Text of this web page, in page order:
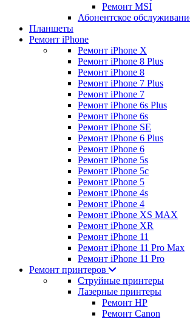
Ремонт MSI
Абонентское
Планшеты
Ремонт iPhone
Ремонт iPhone X
Ремонт iPhone 8 Plus
Ремонт iPhone 8
Ремонт iPhone 7 Plus
Ремонт iPhone 7
Ремонт iPhone 6s Plus
Ремонт iPhone 6s
Ремонт iPhone SE
Ремонт iPhone 6 Plus
Ремонт iPhone 6
Ремонт iPhone 5s
Ремонт iPhone 5c
Ремонт iPhone 5
Ремонт iPhone 4s
Ремонт iPhone 4
Ремонт iPhone XS MAX
Ремонт iPhone XR
Ремонт iPhone 11
Ремонт iPhone 11 Pro Max
Ремонт iPhone 11 Pro
Ремонт принтеров
Струйные принтеры
Лазерные принтеры
Ремонт HP
Ремонт Canon